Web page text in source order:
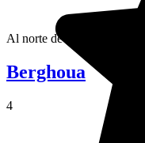
Al norte de Imilchil, el lago
Berghoua
4